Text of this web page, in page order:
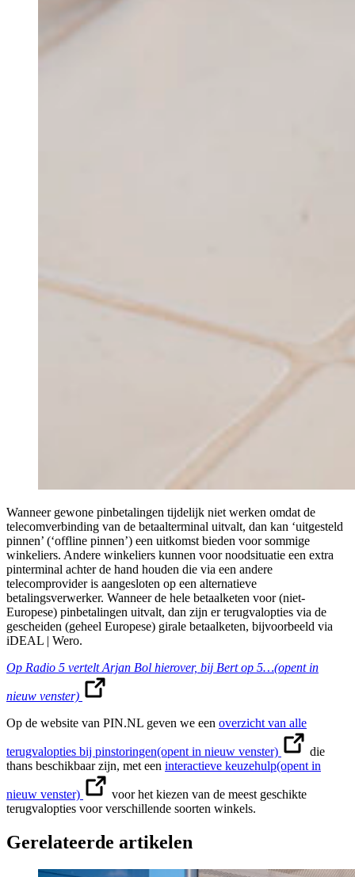
Wanneer gewone pinbetalingen tijdelijk niet werken omdat de
telecomverbinding van de betaalterminal uitvalt, dan kan ‘uitgesteld
pinnen’ (‘offline pinnen’) een uitkomst bieden voor sommige
winkeliers. Andere winkeliers kunnen voor noodsituatie een extra
pinterminal achter de hand houden die via een andere
telecomprovider is aangesloten op een alternatieve
betalingsverwerker. Wanneer de hele betaalketen voor (niet-
Europese) pinbetalingen uitvalt, dan zijn er terugvalopties via de
gescheiden (geheel Europese) girale betaalketen, bijvoorbeeld via
iDEAL | Wero.
Op Radio 5 vertelt Arjan Bol hierover, bij Bert op 5…(opent in
nieuw venster)
Op de website van PIN.NL geven we een overzicht van alle
terugvalopties bij pinstoringen(opent in nieuw venster)
die
thans beschikbaar zijn, met een interactieve keuzehulp(opent in
nieuw venster)
voor het kiezen van de meest geschikte
terugvalopties voor verschillende soorten winkels.
Gerelateerde artikelen